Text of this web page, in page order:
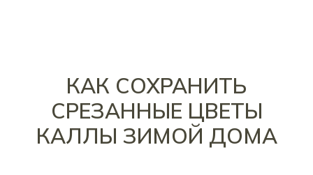
КАК СОХРАНИТЬ
СРЕЗАННЫЕ ЦВЕТЫ
КАЛЛЫ ЗИМОЙ ДОМА